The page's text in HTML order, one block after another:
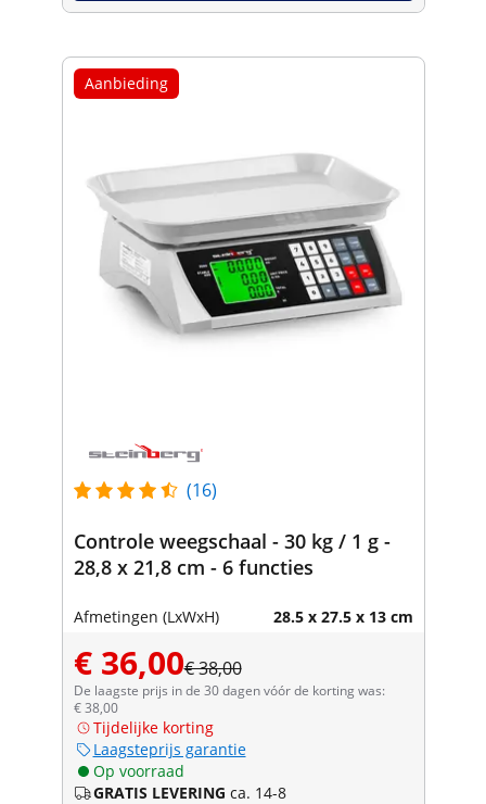
Aanbieding
(16)
Controle weegschaal - 30 kg / 1 g -
28,8 x 21,8 cm - 6 functies
Afmetingen (LxWxH) 28.5 x 27.5 x 13 cm
€ 36,00€ 38,00
De laagste prijs in de 30 dagen vóór de korting was:
€ 38,00
Tijdelijke korting
Laagsteprijs garantie
Op voorraad
GRATIS LEVERING ca. 14-8